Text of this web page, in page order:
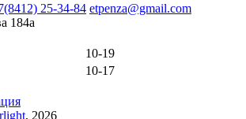
25-34-84 etpenza@gmail.com
184а
10-19
10-17
, 2026